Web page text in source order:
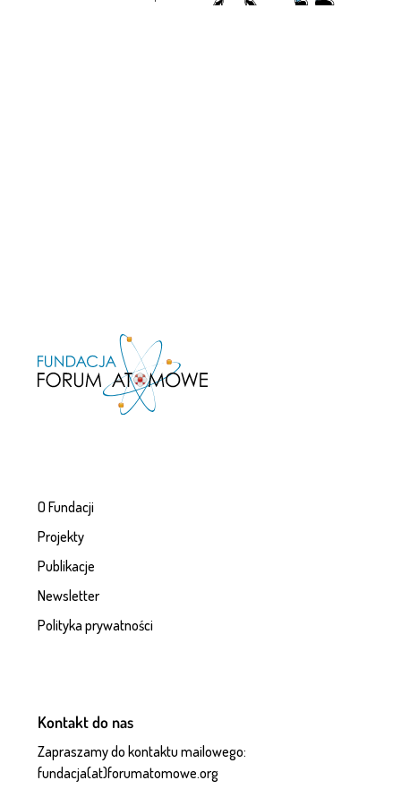
O Fundacji
Projekty
Publikacje
Newsletter
Polityka prywatności
Kontakt do nas
Zapraszamy do kontaktu mailowego:
fundacja(at)forumatomowe.org